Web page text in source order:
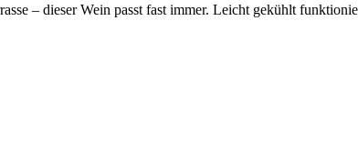
– dieser Wein passt fast immer. Leicht gekühlt